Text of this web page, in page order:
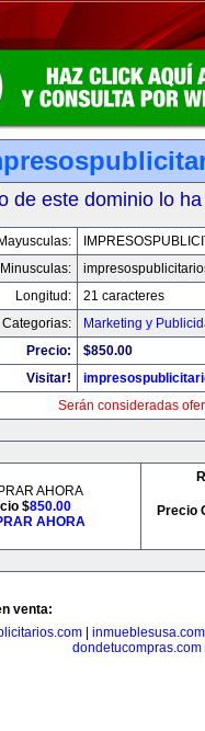
de este dominio lo
Mayusculas:
Minusculas:
Longitud:
21 caracteres
Categorias:
Marketing y
Precio:
$850.00
Visitar!
Serán consideradas
AHORA
$850.00
AHORA
Precio
venta:
inmueblesusa.com
dondetucompras.com